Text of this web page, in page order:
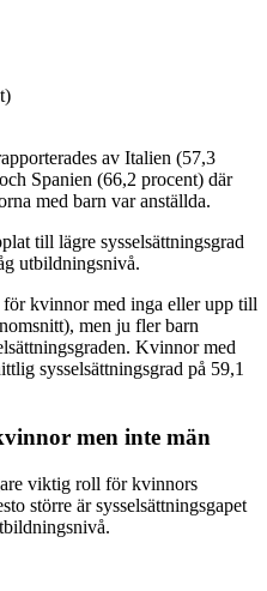
av Italien (57,3
Spanien (66,2 procent) där
med barn var anställda.
till lägre sysselsättningsgrad
utbildningsnivå.
för kvinnor med inga eller upp till
men ju fler barn
Kvinnor med
sysselsättningsgrad på 59,1
men inte män
viktig roll för kvinnors
större är sysselsättningsgapet